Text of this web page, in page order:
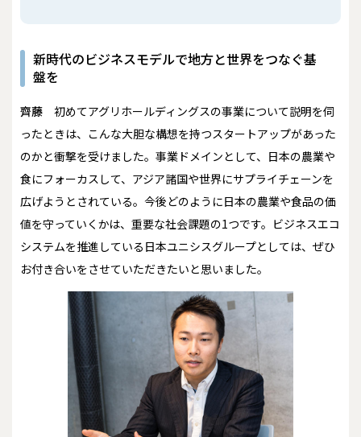
新時代のビジネスモデルで地方と世界をつなぐ基
盤を
齊藤 初めてアグリホールディングスの事業について説明を伺
ったときは、こんな大胆な構想を持つスタートアップがあった
のかと衝撃を受けました。事業ドメインとして、日本の農業や
食にフォーカスして、アジア諸国や世界にサプライチェーンを
広げようとされている。今後どのように日本の農業や食品の価
値を守っていくかは、重要な社会課題の1つです。ビジネスエコ
システムを推進している日本ユニシスグループとしては、ぜひ
お付き合いをさせていただきたいと思いました。